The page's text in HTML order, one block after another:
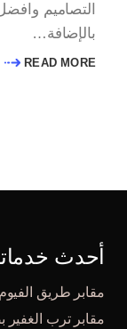
التصاميم
بالإضافة…
READ MORE
أحدث
مقابر طريق
مقابر ترب